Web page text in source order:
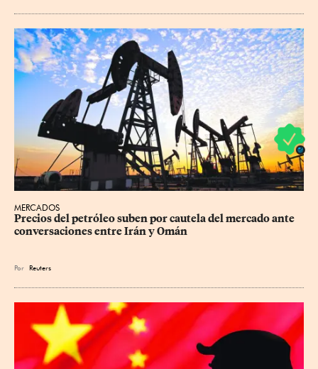
MERCADOS
Precios ⁠del petróleo suben por cautela del mercado ante
conversaciones entre Irán y Omán
Por Reuters